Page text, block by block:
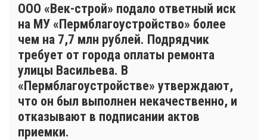
ООО «Век-строй» подало ответный иск
на МУ «Пермблагоустройство» более
чем на 7,7 млн рублей. Подрядчик
требует от города оплаты ремонта
улицы Васильева. В
«Пермблагоустройстве» утверждают,
что он был выполнен некачественно, и
отказывают в подписании актов
приемки.